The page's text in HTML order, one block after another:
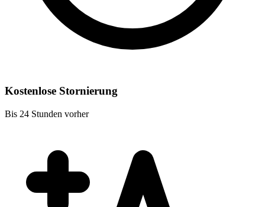
Kostenlose Stornierung
Bis 24 Stunden vorher